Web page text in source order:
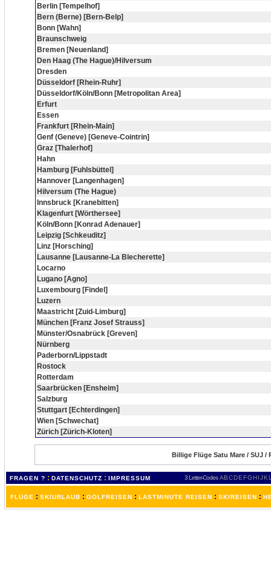
Berlin [Tempelhof]
Bern (Berne) [Bern-Belp]
Bonn [Wahn]
Braunschweig
Bremen [Neuenland]
Den Haag (The Hague)/Hilversum
Dresden
Düsseldorf [Rhein-Ruhr]
Düsseldorf/Köln/Bonn [Metropolitan Area]
Erfurt
Essen
Frankfurt [Rhein-Main]
Genf (Geneve) [Geneve-Cointrin]
Graz [Thalerhof]
Hahn
Hamburg [Fuhlsbüttel]
Hannover [Langenhagen]
Hilversum (The Hague)
Innsbruck [Kranebitten]
Klagenfurt [Wörthersee]
Köln/Bonn [Konrad Adenauer]
Leipzig [Schkeuditz]
Linz [Horsching]
Lausanne [Lausanne-La Blecherette]
Locarno
Lugano [Agno]
Luxembourg [Findel]
Luzern
Maastricht [Zuid-Limburg]
München [Franz Josef Strauss]
Münster/Osnabrück [Greven]
Nürnberg
Paderborn/Lippstadt
Rostock
Rotterdam
Saarbrücken [Ensheim]
Salzburg
Stuttgart [Echterdingen]
Wien [Schwechat]
Zürich [Zürich-Kloten]
Billige Flüge Satu Mare / SUJ
FRAGEN ? : DATENSCHUTZ : IMPRESSUM 3 Letter-Codes ABCDEFGH IJKL
FLÜGE : SKIURLAUB : GOLFREISEN : LASTMINUTE REISEN : SKIREISEN :